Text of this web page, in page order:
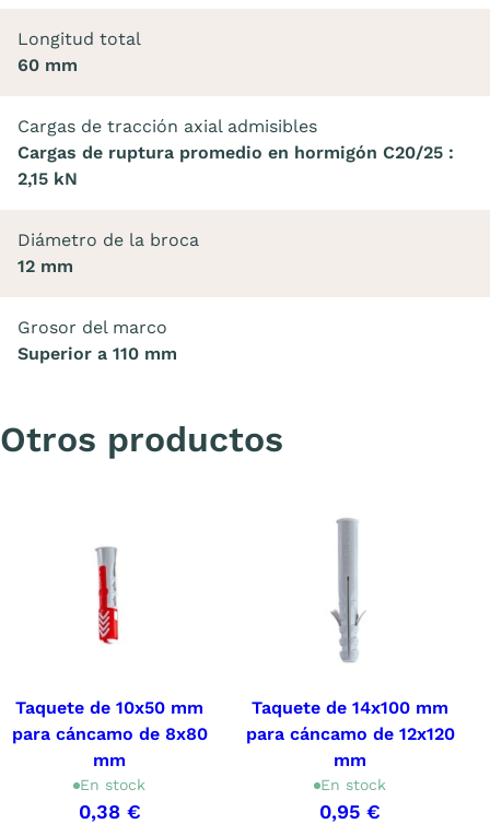
Longitud total
60 mm
Cargas de tracción axial admisibles
Cargas de ruptura promedio en hormigón C20/25 :
2,15 kN
Diámetro de la broca
12 mm
Grosor del marco
Superior a 110 mm
Otros productos
Taquete de 10x50 mm
para cáncamo de 8x80
mm
En stock
0,38 €
Taquete de 14x100 mm
para cáncamo de 12x120
mm
En stock
0,95 €